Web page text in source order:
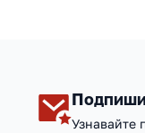
Узнавайте